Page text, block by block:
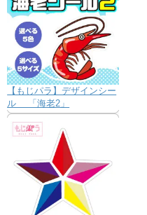
【もじパラ】デザインシー
ル 「海老2」